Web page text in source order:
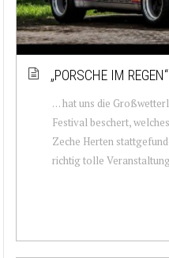
„PORSCHE IM REGEN“
… hat uns die
Festival beschert,
Zeche Herten
richtig tolle